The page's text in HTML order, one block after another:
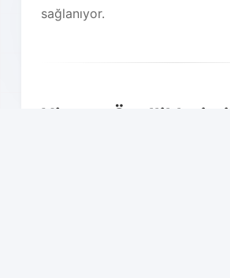
sağlanıyor.
Hizmet Özelliklerimiz